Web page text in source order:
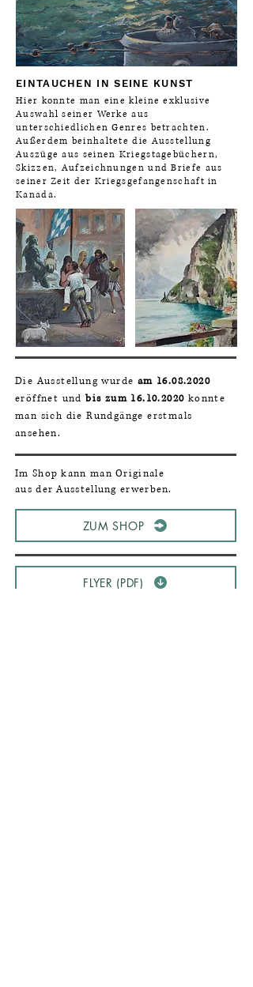
EINTAUCHEN IN SEINE KUNST
Hier konnte man eine kleine exklusive
Auswahl seiner Werke aus
unterschiedlichen Genres betrachten.
Außerdem beinhaltete die Ausstellung
Auszüge aus seinen Kriegstagebüchern,
Skizzen, Aufzeichnungen und Briefe aus
seiner Zeit der Kriegsgefangenschaft in
Kanada.
Die Ausstellung wurde am 16.08.2020
eröffnet undbis zum 16.10.2020 konnte
man sich die Rundgänge erstmals
ansehen.
Im Shop kann man Originale
aus der Ausstellung erwerben.
ZUM SHOP
FLYER (PDF)